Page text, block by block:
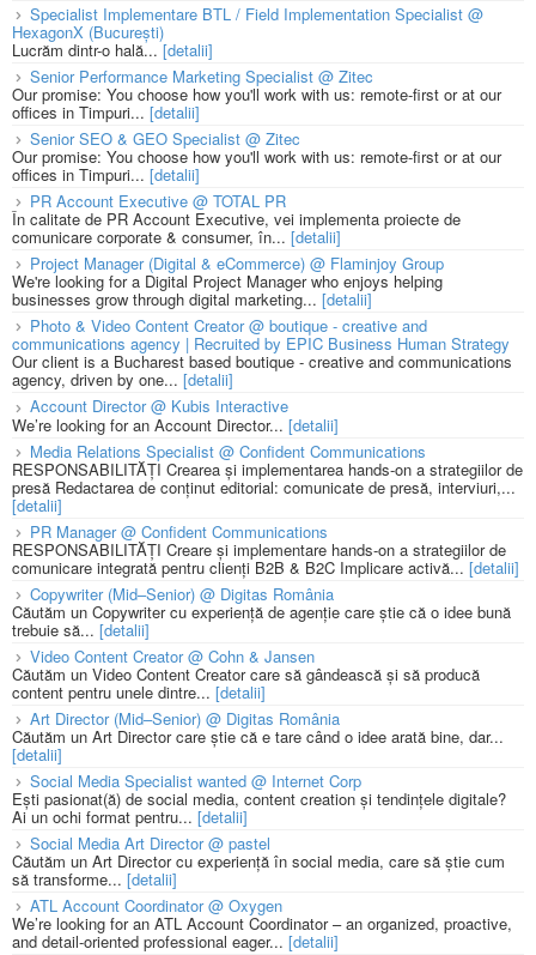
Specialist Implementare BTL / Field Implementation Specialist @
HexagonX (București)
Lucrăm dintr-o hală...[detalii]
Senior Performance Marketing Specialist @ Zitec
Our promise: You choose how you'll work with us: remote-first or at our
offices in Timpuri... [detalii]
Senior SEO & GEO Specialist @ Zitec
Our promise: You choose how you'll work with us: remote-first or at our
offices in Timpuri... [detalii]
PR Account Executive @ TOTAL PR
În calitate de PR Account Executive, vei implementa proiecte de
comunicare corporate & consumer, în... [detalii]
Project Manager (Digital & eCommerce) @ Flaminjoy Group
We're looking for a Digital Project Manager who enjoys helping
businesses grow through digital marketing... [detalii]
Photo & Video Content Creator @ boutique - creative and
communications agency | Recruited by EPIC Business Human Strategy
Our client is a Bucharest based boutique - creative and communications
agency, driven by one... [detalii]
Account Director @ Kubis Interactive
We’re looking for an Account Director... [detalii]
Media Relations Specialist @ Confident Communications
RESPONSABILITĂȚI Crearea și implementarea hands-on a strategiilor de
presă Redactarea de conținut editorial: comunicate de presă, interviuri,...
[detalii]
PR Manager @ Confident Communications
RESPONSABILITĂȚI Creare și implementare hands-on a strategiilor de
comunicare integrată pentru clienți B2B & B2C Implicare activă... [detalii]
Copywriter (Mid–Senior) @ Digitas România
Căutăm un Copywriter cu experiență de agenție care știe că o idee bună
trebuie să... [detalii]
Video Content Creator @ Cohn & Jansen
Căutăm un Video Content Creator care să gândească și să producă
content pentru unele dintre... [detalii]
Art Director (Mid–Senior) @ Digitas România
Căutăm un Art Director care știe că e tare când o idee arată bine, dar...
[detalii]
Social Media Specialist wanted @ Internet Corp
Ești pasionat(ă) de social media, content creation și tendințele digitale?
Ai un ochi format pentru... [detalii]
Social Media Art Director @ pastel
Căutăm un Art Director cu experiență în social media, care să știe cum
să transforme... [detalii]
ATL Account Coordinator @ Oxygen
We’re looking for an ATL Account Coordinator – an organized, proactive,
and detail-oriented professional eager... [detalii]